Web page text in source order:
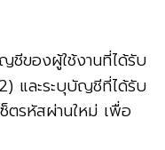
ชีของผู้ใช้งานที่ได้รับ
และระบุบัญชีที่ได้รับ
ตรหัสผ่านใหม่ เพื่อ